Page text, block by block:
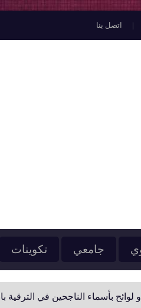
اتصل بنا
جامعي تكوينات
في الترقية بالامتحان